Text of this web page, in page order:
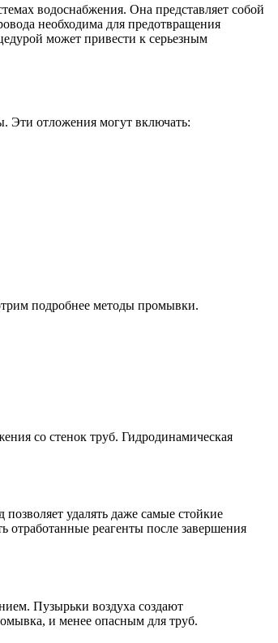
водоснабжения. Она представляет собой
необходима для предотвращения
может привести к серьезным
Эти отложения могут включать:
подробнее методы промывки.
со стенок труб. Гидродинамическая
удалять даже самые стойкие
отработанные реагенты после завершения
Пузырьки воздуха создают
и менее опасным для труб.